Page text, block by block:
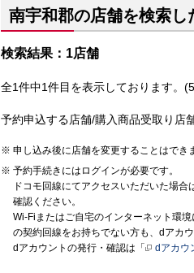
南宇和郡の店舗を検索
検索結果：1店舗
全1件中1件目を表示しております。
予約申込する店舗/購入商品受取り店
申し込み後に店舗を変更することはでき
予約手続きにはログインが必要です。
ドコモ回線にてアクセスいただいた場
確認ください。
Wi-Fiまたはご自宅のインターネット環
の契約回線をお持ちでない方も、dアカ
dアカウントの発行・確認は「
dアカウ